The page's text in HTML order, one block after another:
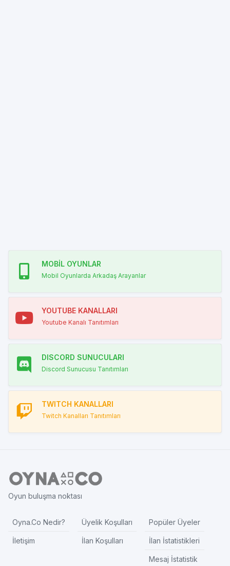
MOBİL OYUNLAR
Mobil Oyunlarda Arkadaş Arayanlar
YOUTUBE KANALLARI
Youtube Kanalı Tanıtımları
DISCORD SUNUCULARI
Discord Sunucusu Tanıtımları
TWITCH KANALLARI
Twitch Kanalları Tanıtımları
Oyun buluşma noktası
Oyna.Co Nedir?
İletişim
Üyelik Koşulları
İlan Koşulları
Popüler Üyeler
İlan İstatistikleri
Mesaj İstatistik